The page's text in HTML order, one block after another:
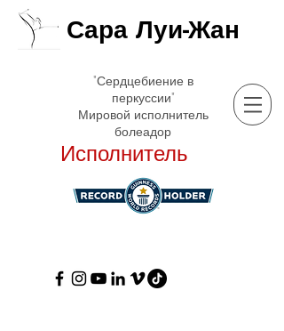
Сара Луи-Жан
Исполнитель
"Сердцебиение в
перкуссии"
Мировой исполнитель
болеадор